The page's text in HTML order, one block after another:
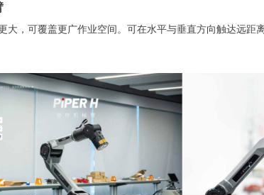
大，可覆盖更广作业空间。可在水平与垂直方向触达远